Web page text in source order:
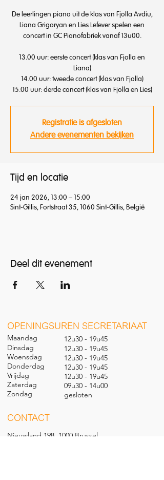
De leerlingen piano uit de klas van Fjolla Avdiu,
Liana Grigoryan en Lies Lefever spelen een
concert in GC Pianofabriek vanaf 13u00.
13.00 uur: eerste concert (klas van Fjolla en
Liana)
14.00 uur: tweede concert (klas van Fjolla)
15.00 uur: derde concert (klas van Fjolla en Lies)
Registratie is afgesloten
Andere evenementen bekijken
Tijd en locatie
24 jan 2026, 13:00 – 15:00
Sint-Gillis, Fortstraat 35, 1060 Sint-Gillis, België
Deel dit evenement
OPENINGSUREN SECRETARIAAT
Maandag
Dinsdag
Woensdag
Donderdag
Vrijdag
Zaterdag
Zondag
12u30 - 19u45
12u30 - 19u45
12u30 - 19u45
12u30 - 19u45
12u30 - 19u45
09u30 - 14u00
gesloten
CONTACT
Nieuwland 198, 1000 Brussel